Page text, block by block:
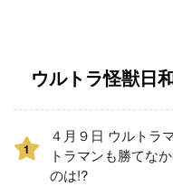
ウルトラ怪獣日
1
４月９日 ウルト
トラマンも勝てな
のは!?